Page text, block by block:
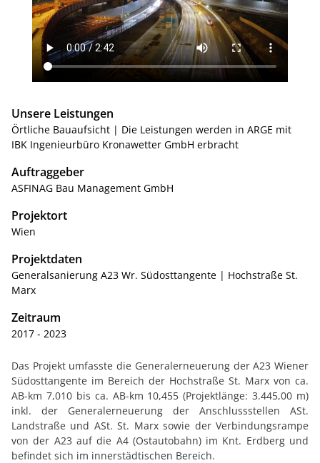
Unsere Leistungen
Örtliche Bauaufsicht | Die Leistungen werden in ARGE mit
IBK Ingenieurbüro Kronawetter GmbH erbracht
Auftraggeber
ASFINAG Bau Management GmbH
Projektort
Wien
Projektdaten
Generalsanierung A23 Wr. Südosttangente | Hochstraße St.
Marx
Zeitraum
2017 - 2023
Das Projekt umfasste die Generalerneuerung der A23 Wiener
Südosttangente im Bereich der Hochstraße St. Marx von ca.
AB-km 7,010 bis ca. AB-km 10,455 (Projektlänge: 3.445,00 m)
inkl. der Generalerneuerung der Anschlussstellen ASt.
Landstraße und ASt. St. Marx sowie der Verbindungsrampe
von der A23 auf die A4 (Ostautobahn) im Knt. Erdberg und
befindet sich im innerstädtischen Bereich.